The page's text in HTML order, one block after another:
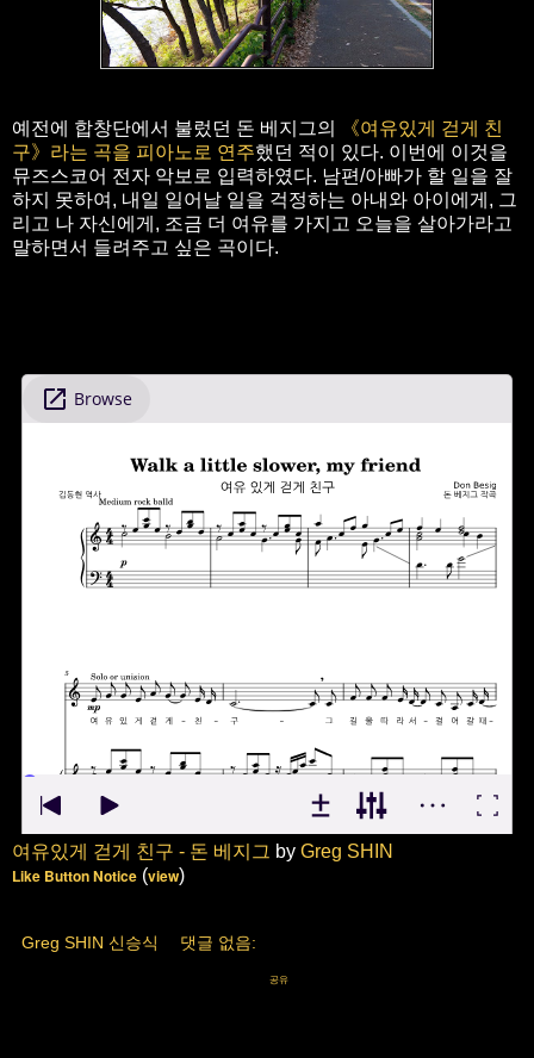
예전에 합창단에서 불렀던 돈 베지그의
《여유있게 걷게 친
구》라는 곡을 피아노로 연주했던 적이 있다. 이번에 이것을
뮤즈스코어 전자 악보로 입력하였다. 남편/아빠가 할 일을 잘
하지 못하여, 내일 일어날 일을 걱정하는 아내와 아이에게, 그
리고 나 자신에게, 조금 더 여유를 가지고 오늘을 살아가라고
말하면서 들려주고 싶은 곡이다.
여유있게 걷게 친구 - 돈 베지그 by Greg SHIN
Like Button Notice (view)
Greg SHIN 신승식 댓글 없음:
공유